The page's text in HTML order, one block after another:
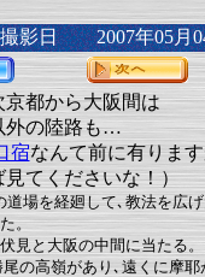
撮影日 2007年05月
都から大阪間は
外の陸路も…
宿なんて前に有りま
てくださいな！）
場を経廻して､教法を広
た。
見と大阪の中間に当たる。
の高嶺があり､遠くに摩耶